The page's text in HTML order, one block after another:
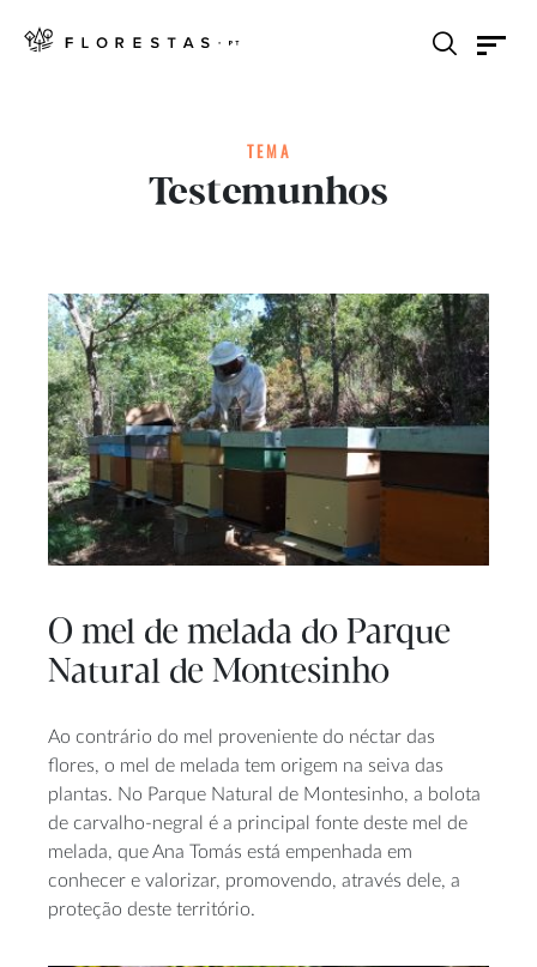
TEMA
Testemunhos
O mel de melada do Parque
Natural de Montesinho
Ao contrário do mel proveniente do néctar das
flores, o mel de melada tem origem na seiva das
plantas. No Parque Natural de Montesinho, a bolota
de carvalho-negral é a principal fonte deste mel de
melada, que Ana Tomás está empenhada em
conhecer e valorizar, promovendo, através dele, a
proteção deste território.